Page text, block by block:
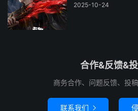
2025-10-24
合作&反馈&
商务合作、问题反馈、投
联系我们 